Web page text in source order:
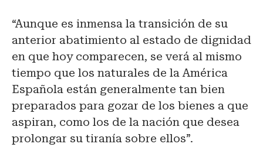
“Aunque es inmensa la transición de su
anterior abatimiento al estado de dignidad
en que hoy comparecen, se verá al mismo
tiempo que los naturales de la América
Española están generalmente tan bien
preparados para gozar de los bienes a que
aspiran, como los de la nación que desea
prolongar su tiranía sobre ellos”.